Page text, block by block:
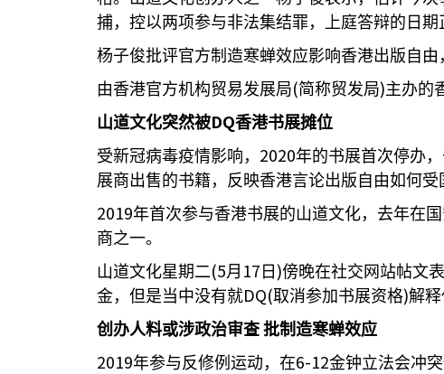
捕，控以两项参与非法集结罪，上庭答辩的日
杨子俊批评官方制造寒蝉效应影响香港出版自
由香港官方机构贸易发展局(简称贸发局)主办的
山道文化突然被DQ香港书展摊位
受新冠病毒疫情影响， 2020年的书展首次停办
展商出售的书籍，反映香港言论出版自由如何受
2019年首次参与香港书展的山道文化，去年在
商之一。
山道文化星期二(5月 17 日 )傍晚在社交网站帖文
金，但是当中没有就DQ(取消参加书展资格)解释
创办人料或涉政治审查 批制造寒蝉效应
2019年参与反修例运动，在6-12金钟立法会冲